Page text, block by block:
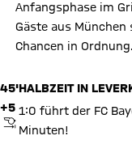
Anfangsphase im
Gäste aus
Chancen in Ordnung.
45'
+5
ABPFIFF
HALBZEIT IN
1:0 führt der FC
Minuten!